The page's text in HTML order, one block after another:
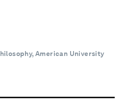
American University